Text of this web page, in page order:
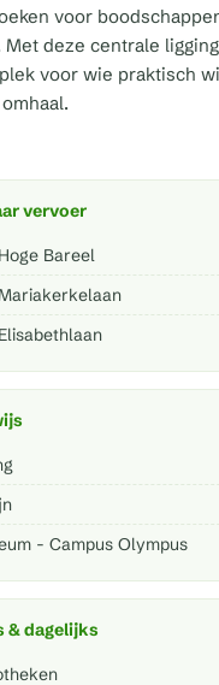
voor
deze centrale
voor wie praktisch
vervoer
Bareel
- Campus Olympus
& dagelijks